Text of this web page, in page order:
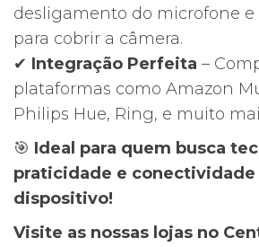
desligamento do microfone e
para cobrir a câmera.
✔ Integração Perfeita –
plataformas como Amazon
Philips Hue, Ring, e muito
🎯 Ideal para quem busca
praticidade e
dispositivo!
Visite as nossas lojas no